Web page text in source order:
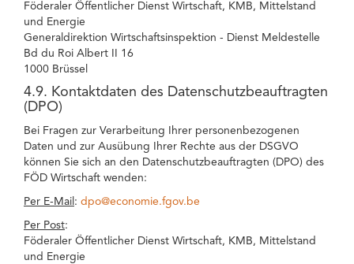
Föderaler Öffentlicher Dienst Wirtschaft, KMB, Mittelstand
und Energie
Generaldirektion Wirtschaftsinspektion - Dienst Meldestelle
Bd du Roi Albert II 16
1000 Brüssel
4.9. Kontaktdaten des Datenschutzbeauftragten
(DPO)
Bei Fragen zur Verarbeitung Ihrer personenbezogenen
Daten und zur Ausübung Ihrer Rechte aus der DSGVO
können Sie sich an den Datenschutzbeauftragten (DPO) des
FÖD Wirtschaft wenden:
Per E-Mail : dpo@economie.fgov.be
Per Post:
Föderaler Öffentlicher Dienst Wirtschaft, KMB, Mittelstand
und Energie